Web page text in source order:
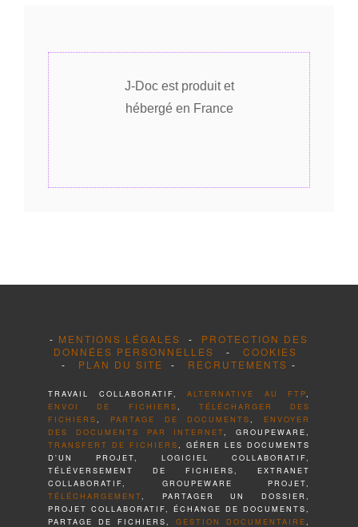
J-Doc est produit et
hébergé en France
- MENTIONS LÉGALES - PROTECTION DES
DONNÉES PERSONNELLES - COOKIES
-
PLAN DU SITE - RECRUTEMENTS -
TRAVAIL COLLABORATIF, ALTERNATIVE AU FTP,
ENVOI DE FICHIERS, TÉLÉCHARGER DES
FICHIERS, PARTAGE DE DOCUMENTS, ENVOYER
DES DOCUMENTS PAR INTERNET, GROUPEWARE,
TRANSFERT DE FICHIERS, GÉRER LES DOCUMENTS
D'UN PROJET, LOGICIEL COLLABORATIF,
TÉLÉVERSEMENT DE FICHIERS, EXTRANET
COLLABORATIF, GROUPEWARE PROJET,
TÉLÉCHARGEMENT, PARTAGER UN DOSSIER,
PROJET COLLABORATIF, ÉCHANGE DE DOCUMENTS,
PARTAGE DE FICHIERS, GESTION DOCUMENTAIRE,